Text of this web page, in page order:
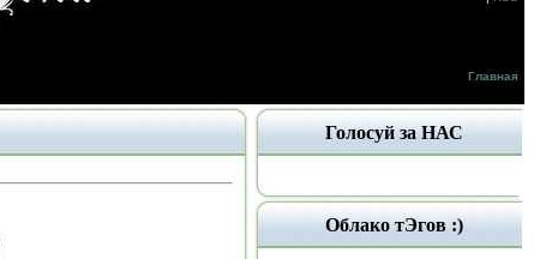
Главная
Голосуй за НАС
Облако тЭгов :)